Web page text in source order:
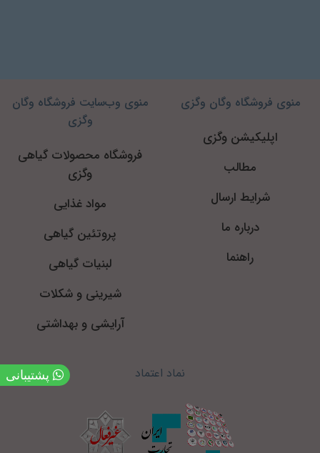
منوی فروشگاه وگان وگزی
اپلیکیشن وگزی
مطالب
شرایط ارسال
درباره ما
راهنما
منوی وب‌سایت فروشگاه وگان
وگزی
فروشگاه محصولات گیاهی
وگزی
مواد غذایی
پروتئین گیاهی
لبنیات گیاهی
شیرینی و شکلات
آرایشی و بهداشتی
نماد اعتماد پشتیبانی